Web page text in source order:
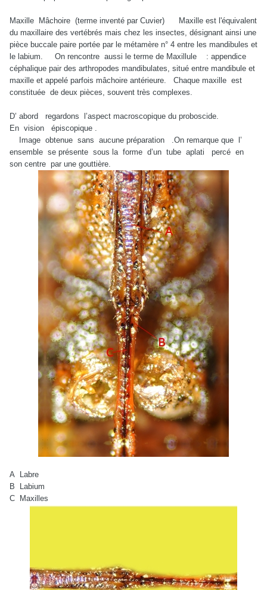
Maxille Mâchoire (terme inventé par Cuvier) Maxille est l'équivalent
du maxillaire des vertébrés mais chez les insectes, désignant ainsi une
pièce buccale paire portée par le métamère n° 4 entre les mandibules et
le labium. On rencontre aussi le terme de Maxillule : appendice
céphalique pair des arthropodes mandibulates, situé entre mandibule et
maxille et appelé parfois mâchoire antérieure. Chaque maxille est
constituée de deux pièces, souvent très complexes.
D’ abord regardons l’aspect macroscopique du proboscide.
En vision épiscopique .
Image obtenue sans aucune préparation .On remarque que l’
ensemble se présente sous la forme d’un tube aplati percé en
son centre par une gouttière.
A Labre
B Labium
C Maxilles